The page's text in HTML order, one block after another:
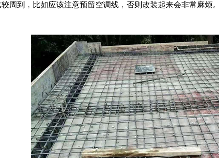
周到，比如应该注意预留空调线，否则改装起来会非常麻烦。